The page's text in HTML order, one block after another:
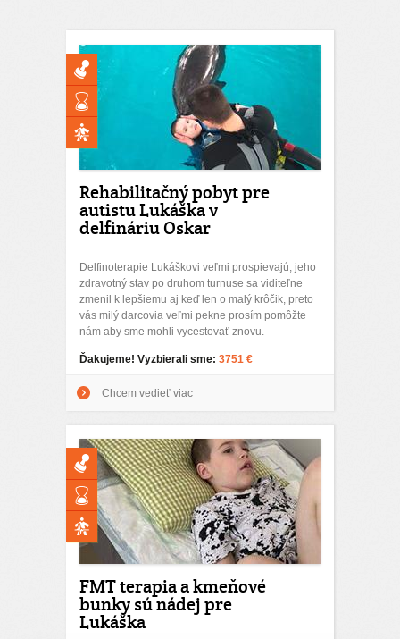
Rehabilitačný pobyt pre
autistu Lukáška v
delfináriu Oskar
Delfinoterapie Lukáškovi veľmi prospievajú, jeho
zdravotný stav po druhom turnuse sa viditeľne
zmenil k lepšiemu aj keď len o malý krôčik, preto
vás milý darcovia veľmi pekne prosím pomôžte
nám aby sme mohli vycestovať znovu.
Ďakujeme! Vyzbierali sme: 3751 €
Chcem vedieť viac
FMT terapia a kmeňové
bunky sú nádej pre
Lukáška